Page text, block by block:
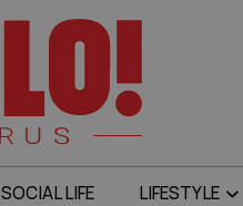
SOCIAL LIFE LIFESTYLE